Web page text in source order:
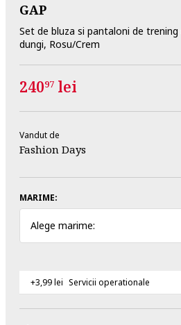
GAP
Set de bluza si pantaloni de trening
dungi, Rosu/Crem
24097 lei
Vandut de
Fashion Days
MARIME:
Alege marime:
+3,99 lei Servicii operationale